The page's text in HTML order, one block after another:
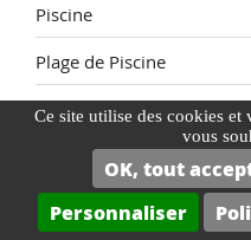
Ce site utilise des cookies et
vous
OK, tout
Personnaliser
Piscine
Plage de Piscine
Plaquette de Parement
poncage terre cuite
Primaire accrochage